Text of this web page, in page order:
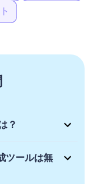
？
なたを感動させる
の品質を提供しま
助けを借りて数分
ツールは無